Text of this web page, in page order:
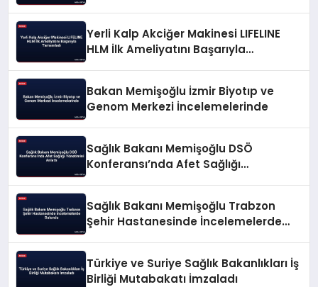
Yerli Kalp Akciğer Makinesi LIFELINE
HLM İlk Ameliyatını Başarıyla
Bakan Memişoğlu İzmir Biyotıp ve
Genom Merkezi İncelemelerinde
Sağlık Bakanı Memişoğlu DSÖ
Konferansı’nda Afet Sağlığı
Sağlık Bakanı Memişoğlu Trabzon
Şehir Hastanesinde İncelemelerde
Türkiye ve Suriye Sağlık Bakanlıkları İş
Birliği Mutabakatı İmzaladı